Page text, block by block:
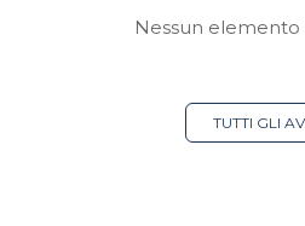
Nessun elemento
TUTTI GLI